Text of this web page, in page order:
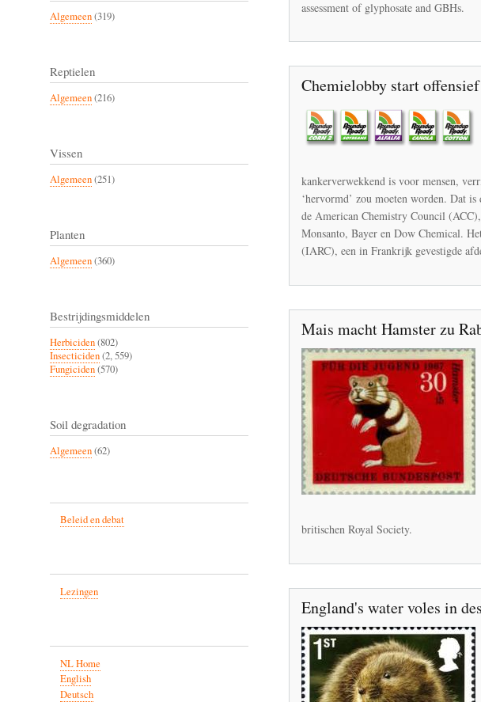
assessment of glyphosate and GBHs.
Chemielobby start
kankerverwekkend is voor mensen,
‘hervormd’ zou moeten worden. Dat
de American Chemistry Council
Monsanto, Bayer en Dow Chemical.
(IARC), een in Frankrijk gevestigde
Mais macht Hamster zu
britischen Royal Society.
England's water voles in
Algemeen(319)
Reptielen
Algemeen(216)
Vissen
Algemeen(251)
Planten
Algemeen(360)
Bestrijdingsmiddelen
Herbiciden(802)
Insecticiden(2, 559)
Fungiciden(570)
Soil degradation
Algemeen(62)
Beleid en debat
Lezingen
NL Home
English
Deutsch